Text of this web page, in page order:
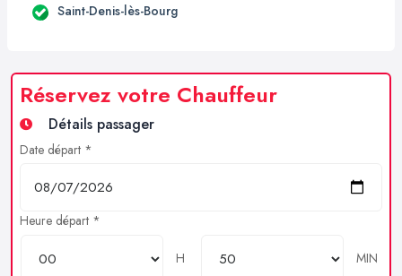
Saint-Denis-lès-Bourg
Réservez votre Chauffeur
Détails passager
Date départ *
Heure départ *
H MIN